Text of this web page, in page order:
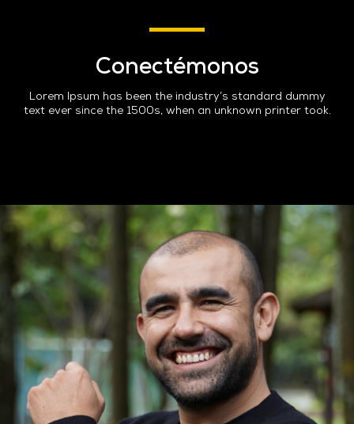
Conectémonos
Lorem Ipsum has been the industry’s standard dummy
text ever since the 1500s, when an unknown printer took.